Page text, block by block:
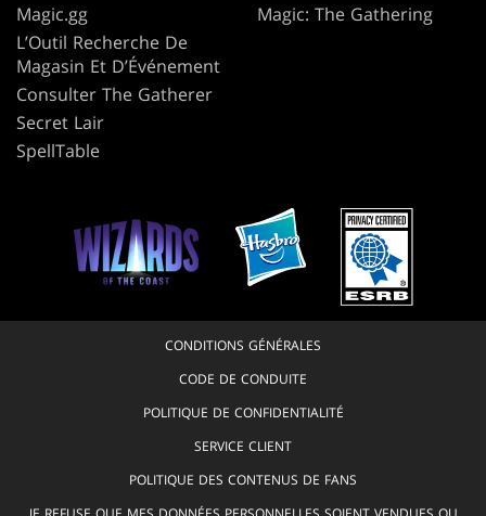
Magic.gg
L’Outil Recherche De
Magasin Et D’Événement
Consulter The Gatherer
Secret Lair
SpellTable
Magic: The Gathering
CONDITIONS GÉNÉRALES
CODE DE CONDUITE
POLITIQUE DE CONFIDENTIALITÉ
SERVICE CLIENT
POLITIQUE DES CONTENUS DE FANS